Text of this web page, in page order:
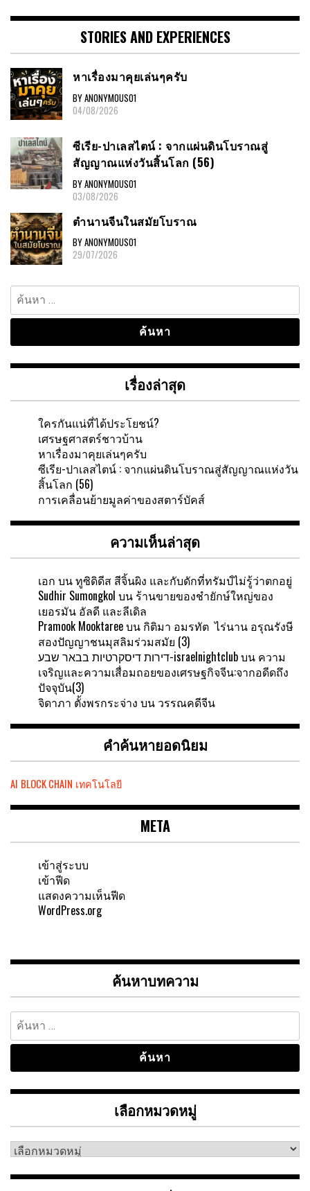
STORIES AND EXPERIENCES
หาเรื่องมาคุยเล่นๆครับ
BY ANONYMOUS01
04/08/2026
ซีเรีย-ปาเลสไตน์ : จากแผ่นดินโบราณสู่
สัญญาณแห่งวันสิ้นโลก (56)
BY ANONYMOUS01
03/08/2026
ตำนานจีนในสมัยโบราณ
BY ANONYMOUS01
29/07/2026
ค้นหา
สำหรับ:
เรื่องล่าสุด
ใครกันแน่ที่ได้ประโยชน์?
เศรษฐศาสตร์ชาวบ้าน
หาเรื่องมาคุยเล่นๆครับ
ซีเรีย-ปาเลสไตน์ : จากแผ่นดินโบราณสู่สัญญาณแห่งวัน
สิ้นโลก (56)
การเคลื่อนย้ายมูลค่าของสตาร์บัคส์
ความเห็นล่าสุด
เอก บนทูซิดิดีส สีจิ้นผิง และกับดักที่ทรัมป์ไม่รู้ว่าตกอยู่
Sudhir Sumongkol บน ร้านขายของชำยักษ์ใหญ่ของ
เยอรมัน อัลดี และลีเดิล
Pramook Mooktareeบน กิติมา อมรทัต ไร่นาน อรุณรังษี
สองปัญญาชนมุสลิมร่วมสมัย (3)
דירות דיסקרטיות בבאר שבע-israelnightclubบน ความ
เจริญและความเสื่อมถอยของเศรษฐกิจจีน:จากอดีดถึง
ปัจจุบัน(3)
จิดาภา ตั้งพรกระจ่าง บน วรรณคดีจีน
คำค้นหายอดนิยม
AI BLOCK CHAIN เทคโนโลยี
META
เข้าสู่ระบบ
เข้าฟีด
แสดงความเห็นฟีด
WordPress.org
ค้นหาบทความ
ค้นหา
สำหรับ:
เลือกหมวดหมู่
เลือก
หมู่